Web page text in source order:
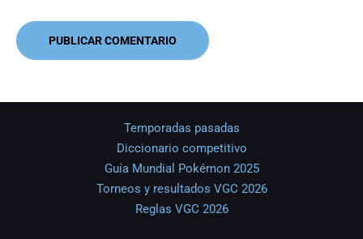
Temporadas pasadas
Diccionario competitivo
Guía Mundial Pokémon 2025
Torneos y resultados VGC 2026
Reglas VGC 2026